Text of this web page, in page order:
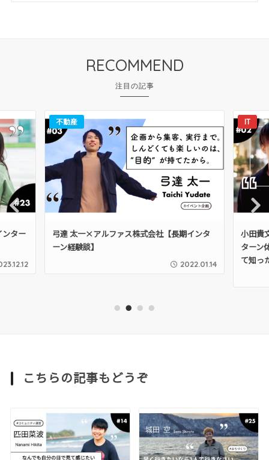
RECOMMEND
vio
us
ター
不動産
弓達 太一×アルファス株式会社【長期インタ
ーン経験談】
2022.01.14
IT
小田貴
ターン
て知っ
t
1 2 3 4
こちらの記事もどうぞ